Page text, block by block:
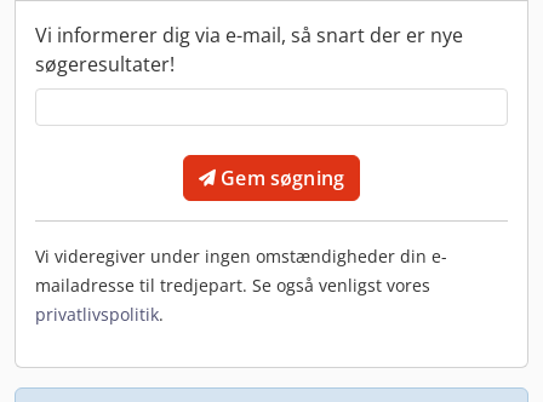
Vi informerer dig via e-mail, så snart der er nye
søgeresultater!
Gem søgning
Vi videregiver under ingen omstændigheder din e-
mailadresse til tredjepart. Se også venligst vores
privatlivspolitik.